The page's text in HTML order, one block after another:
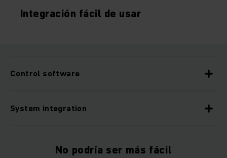
Integración fácil de usar
Control software
System integration
No podría ser más fácil